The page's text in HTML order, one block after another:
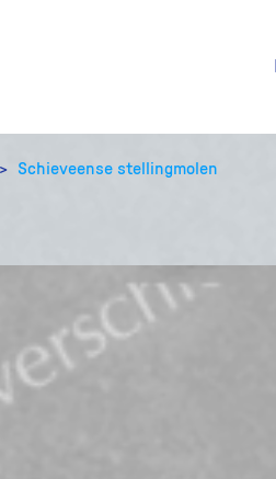
Schieveense stellingmolen